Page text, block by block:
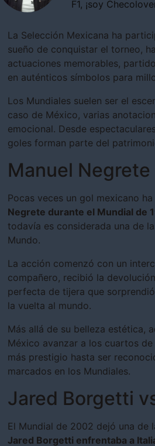
F1, ¡soy
La Selección Mexicana ha
sueño de conquistar el torneo,
actuaciones memorables,
en auténticos símbolos para
Los Mundiales suelen ser el
caso de México, varias
emocional. Desde
goles forman parte del
Manuel
Pocas veces un gol mexicano
Negrete durante el Mundial de
todavía es considerada una de
Mundo.
La acción comenzó con un
compañero, recibió la
perfecta de tijera que
la vuelta al mundo.
Más allá de su belleza estética,
México avanzar a los cuartos
más prestigio hasta ser
marcados en los Mundiales.
Jared Borgetti
El Mundial de 2002 dejó una de
Jared Borgetti enfrentaba a